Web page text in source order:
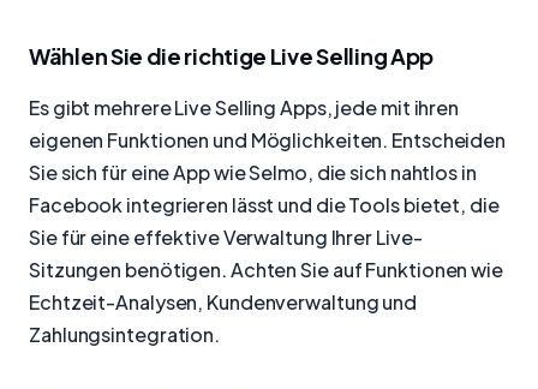
Wählen Sie die richtige Live Selling App
Es gibt mehrere Live Selling Apps, jede mit ihren
eigenen Funktionen und Möglichkeiten. Entscheiden
Sie sich für eine App wie Selmo, die sich nahtlos in
Facebook integrieren lässt und die Tools bietet, die
Sie für eine effektive Verwaltung Ihrer Live-
Sitzungen benötigen. Achten Sie auf Funktionen wie
Echtzeit-Analysen, Kundenverwaltung und
Zahlungsintegration.